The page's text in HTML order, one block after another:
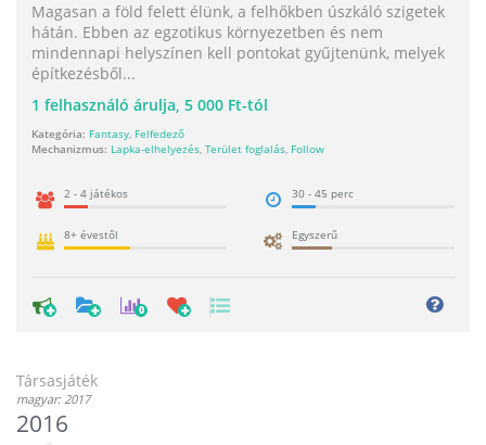
Magasan a föld felett élünk, a felhőkben úszkáló szigetek
hátán. Ebben az egzotikus környezetben és nem
mindennapi helyszínen kell pontokat gyűjtenünk, melyek
építkezésből...
1 felhasználó árulja, 5 000 Ft-tól
Kategória: Fantasy, Felfedező
Mechanizmus: Lapka-elhelyezés, Terület foglalás, Follow
2 - 4 játékos 30 - 45 perc
8+ évestől Egyszerű
0
Társasjáték
magyar: 2017
2016